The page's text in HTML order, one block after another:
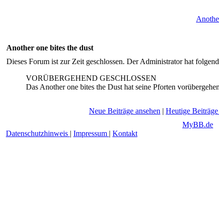
Another one bites the dust
Dieses Forum ist zur Zeit geschlossen. Der Administrator hat
VORÜBERGEHEND GESCHLOSSEN
Das Another one bites the Dust hat seine Pforten
Neue Beiträge ansehen | Heutige Beiträge
MyBB.de
Datenschutzhinweis | Impressum | Kontakt